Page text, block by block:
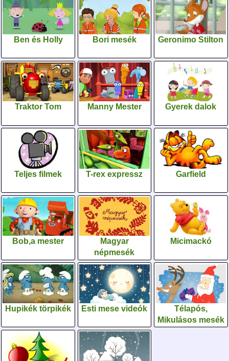
Ben és Holly Bori mesék Geronimo Stilton
Traktor Tom Manny Mester Gyerek dalok
Teljes filmek T-rex expressz Garfield
Bob,a mester
Magyar
népmesék
Micimackó
Hupikék törpikék Esti mese videók
Télapós,
Mikulásos mesék